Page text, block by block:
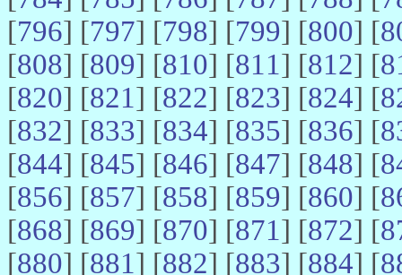
[796] [797] [798] [799] [800] [
[808] [809] [810] [811] [812] [
[820] [821] [822] [823] [824] [
[832] [833] [834] [835] [836] [
[844] [845] [846] [847] [848] [
[856] [857] [858] [859] [860] [
[868] [869] [870] [871] [872] [
[880] [881] [882] [883] [884] [